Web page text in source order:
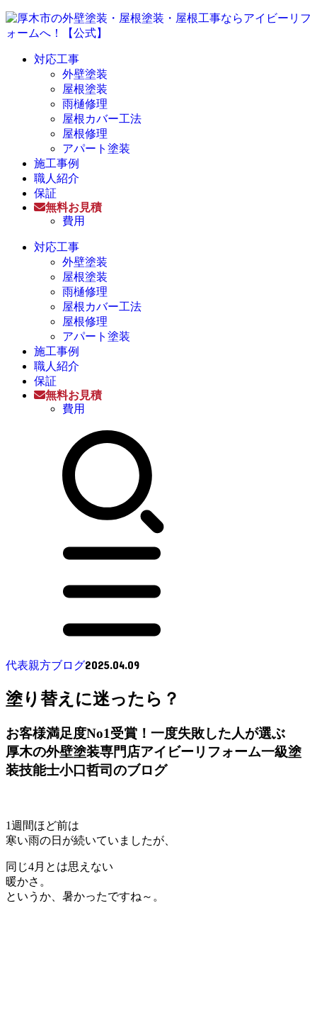
対応工事
外壁塗装
屋根塗装
雨樋修理
屋根カバー工法
屋根修理
アパート塗装
施工事例
職人紹介
保証
無料お見積
費用
対応工事
外壁塗装
屋根塗装
雨樋修理
屋根カバー工法
屋根修理
アパート塗装
施工事例
職人紹介
保証
無料お見積
費用
代表親方ブログ2025.04.09
塗り替えに迷ったら？
お客様満足度No1受賞！一度失敗した人が選ぶ
厚木の外壁塗装専門店アイビーリフォーム一級塗
装技能士小口哲司のブログ
1週間ほど前は
寒い雨の日が続いていましたが、
同じ4月とは思えない
暖かさ。
というか、暑かったですね～。